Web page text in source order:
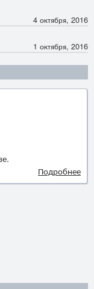
4 октября, 2016
1 октября, 2016
Подробнее